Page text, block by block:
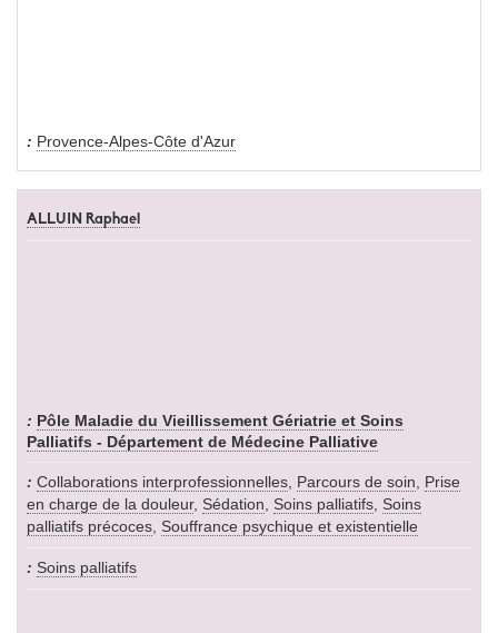
Provence-Alpes-Côte d'Azur
ALLUIN Raphael
Pôle Maladie du Vieillissement Gériatrie et Soins
Palliatifs - Département de Médecine Palliative
Collaborations interprofessionnelles Parcours de soin
Prise
en charge de la douleur, Sédation Soins palliatifs Soins
palliatifs précoces Souffrance psychique et existentielle
Soins palliatifs